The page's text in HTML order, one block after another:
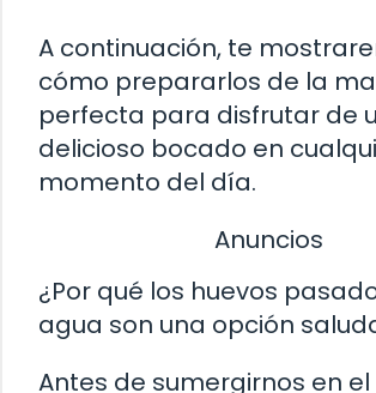
A continuación, te
cómo prepararlos de la
perfecta para disfrutar de
delicioso bocado en
momento del día.
Anuncios
¿Por qué los huevos
agua son una opción
Antes de sumergirnos en